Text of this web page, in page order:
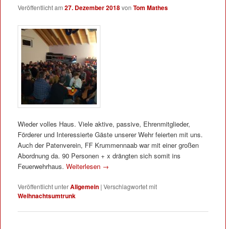
Veröffentlicht am 27. Dezember 2018von Tom Mathes
Wieder volles Haus. Viele aktive, passive, Ehrenmitglieder,
Förderer und Interessierte Gäste unserer Wehr feierten mit uns.
Auch der Patenverein, FF Krummennaab war mit einer großen
Abordnung da. 90 Personen + x drängten sich somit ins
Feuerwehrhaus. Weiterlesen →
Veröffentlicht unterAllgemein | Verschlagwortet mit
Weihnachtsumtrunk